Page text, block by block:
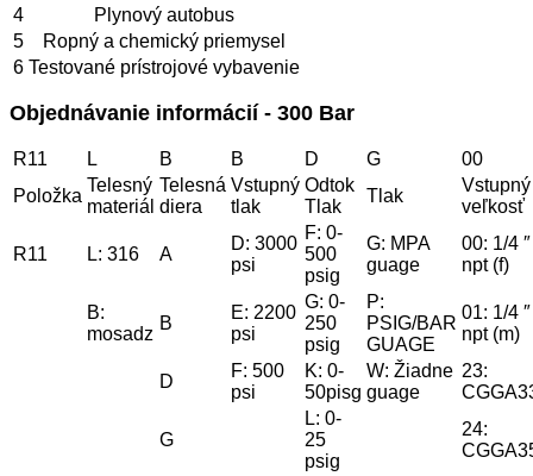
4
Plynový autobus
5
Ropný a chemický priemysel
6 Testované prístrojové vybavenie
Objednávanie informácií - 300 Bar
R11 L B B D G
00
Položka
Telesný
materiál
Telesná
diera
Vstupný
tlak
Odtok
Tlak
Tlak
Vstupný
veľkosť
R11 L: 316 A
D: 3000
psi
F: 0-
500
psig
G: MPA
guage
00: 1/4 ″
npt (f)
B:
mosadz
B
E: 2200
psi
G: 0-
250
psig
P:
PSIG/BAR
GUAGE
01: 1/4 ″
npt (m)
D
F: 500
psi
K: 0-
50pisg
W: Žiadne
guage
23:
G
L: 0-
25
psig
24: